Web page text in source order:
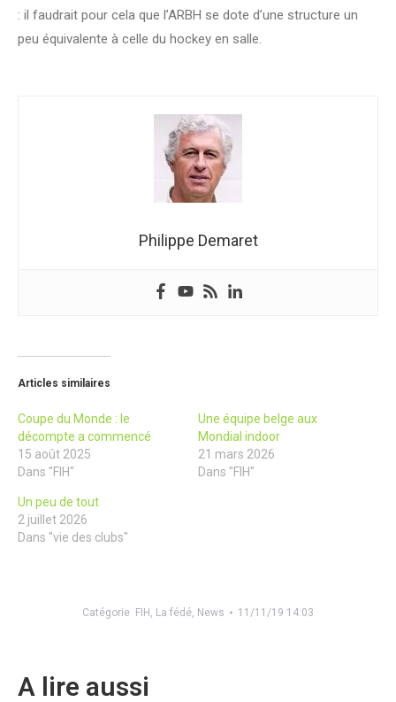
: il faudrait pour cela que l’ARBH se dote d’une structure un
peu équivalente à celle du hockey en salle.
Philippe Demaret
Articles similaires
Coupe du Monde : le
décompte a commencé
15 août 2025
Dans "FIH"
Une équipe belge aux
Mondial indoor
21 mars 2026
Dans "FIH"
Un peu de tout
2 juillet 2026
Dans "vie des clubs"
Catégorie FIH La fédé News 11/11/19 14:03
A lire aussi